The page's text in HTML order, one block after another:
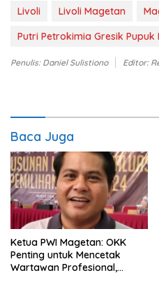
Livoli Livoli Magetan
Putri Petrokimia Gresik Pupuk
Penulis: Daniel Sulistiono Editor:
Baca Juga
Ketua PWI Magetan: OKK
Penting untuk Mencetak
Wartawan Profesional,